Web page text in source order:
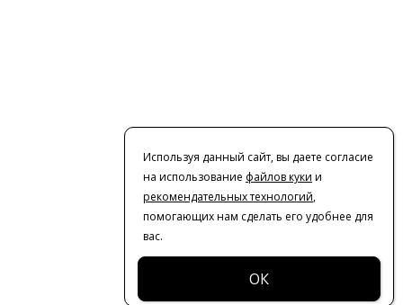
Используя данный сайт, вы даете согласие
на использование файлов куки и
рекомендательных технологий,
помогающих нам сделать его удобнее для
вас.